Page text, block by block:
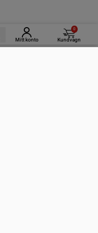
Mitt konto
0
Kundvagn